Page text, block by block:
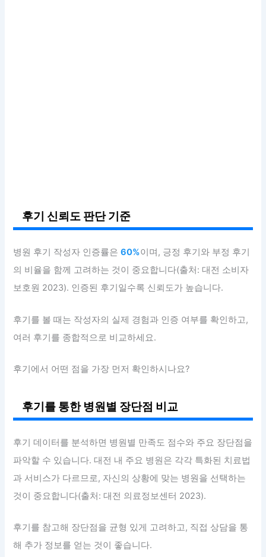
후기 신뢰도 판단 기준
병원 후기 작성자 인증률은60%이며, 긍정 후기와 부정 후기
의 비율을 함께 고려하는 것이 중요합니다(출처: 대전 소비자
보호원 2023). 인증된 후기일수록 신뢰도가 높습니다.
후기를 볼 때는 작성자의 실제 경험과 인증 여부를 확인하고,
여러 후기를 종합적으로 비교하세요.
후기에서 어떤 점을 가장 먼저 확인하시나요?
후기를 통한 병원별 장단점 비교
후기 데이터를 분석하면 병원별 만족도 점수와 주요 장단점을
파악할 수 있습니다. 대전 내 주요 병원은 각각 특화된 치료법
과 서비스가 다르므로, 자신의 상황에 맞는 병원을 선택하는
것이 중요합니다(출처: 대전 의료정보센터 2023).
후기를 참고해 장단점을 균형 있게 고려하고, 직접 상담을 통
해 추가 정보를 얻는 것이 좋습니다.